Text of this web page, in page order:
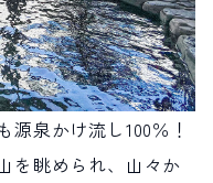
泉かけ流し100％！
を眺められ、山々か